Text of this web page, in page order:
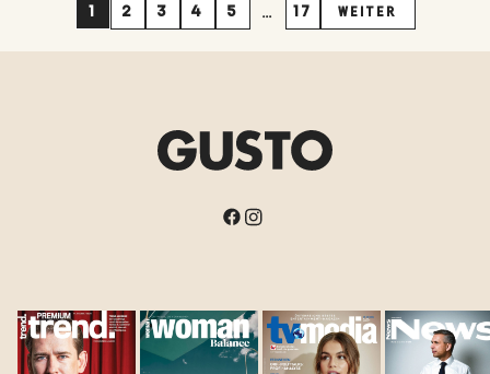
1 2 3 4 5 ... 17 WEITER